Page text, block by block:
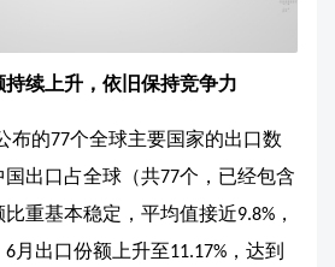
续上升，依旧保持竞争力
布的77个全球主要国家的出口数
国出口占全球（共77个，已经包含
重基本稳定，平均值接近9.8% ，
6月出口份额上升至11.17% ，达到